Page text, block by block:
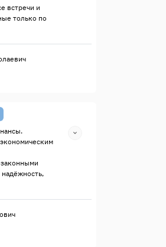
встречи и
только по